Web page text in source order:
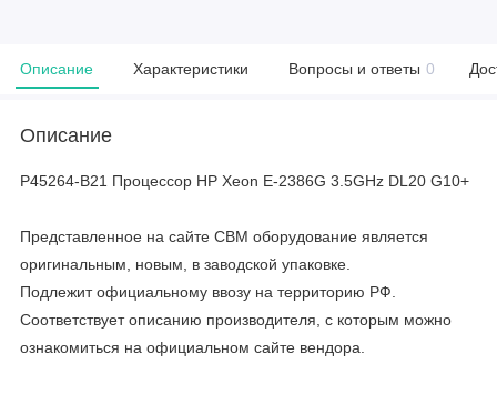
Описание Характеристики Вопросы и ответы 0
Описание
P45264-B21 Процессор HP Xeon E-2386G 3.5GHz DL20 G10+
Представленное на сайте CBM оборудование является
оригинальным, новым, в заводской упаковке.
Подлежит официальному ввозу на территорию РФ.
Соответствует описанию производителя, с которым можно
ознакомиться на официальном сайте вендора.